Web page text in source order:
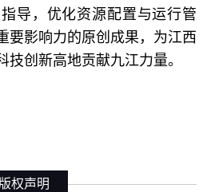
导，优化资源配置与运行管
要影响力的原创成果，为江西
创新高地贡献九江力量。
版权声明